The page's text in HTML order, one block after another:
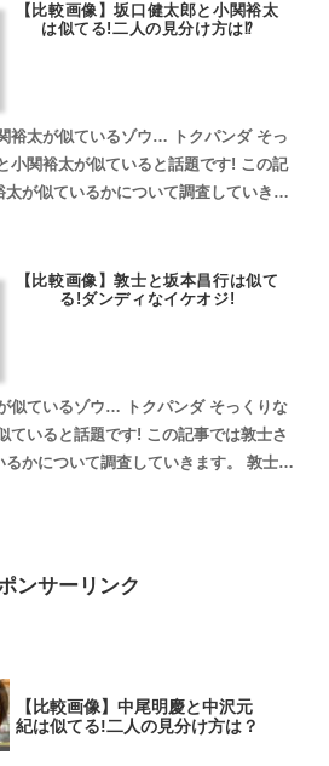
【比較画像】坂口健太郎と小関裕太
は似てる!二人の見分け方は⁉
裕太が似ているゾウ… トクパンダ そっ
小関裕太が似ていると話題です! この記
が似ているかについて調査していきま
【比較画像】敦士と坂本昌行は似て
る!ダンディなイケオジ!
似ているゾウ… トクパンダ そっくりな
いると話題です! この記事では敦士さ
るかについて調査していきます。 敦士と
ンサーリンク
【比較画像】中尾明慶と中沢元
紀は似てる!二人の見分け方は？